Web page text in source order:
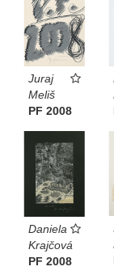
Juraj
Meliš
PF 2008
Daniela
Krajčová
PF 2008